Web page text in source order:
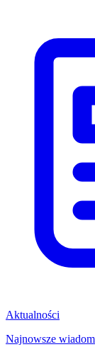
Aktualności
Najnowsze